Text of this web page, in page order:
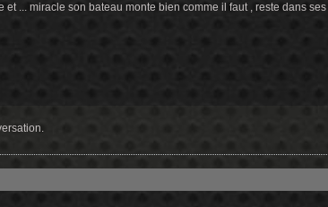
et ... miracle son bateau monte bien comme il faut , reste dans